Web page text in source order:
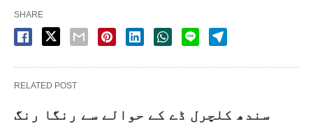
SHARE
RELATED POST
سندھ کلچرل ڈے کے حوالے سے رنگا رنگ